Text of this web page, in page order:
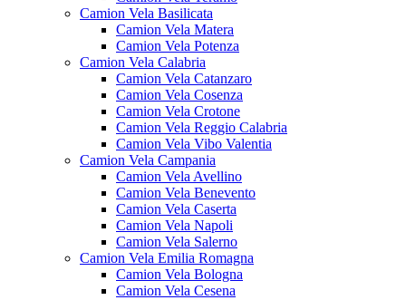
Camion Vela Basilicata
Camion Vela Matera
Camion Vela Potenza
Camion Vela Calabria
Camion Vela Catanzaro
Camion Vela Cosenza
Camion Vela Crotone
Camion Vela Reggio Calabria
Camion Vela Vibo Valentia
Camion Vela Campania
Camion Vela Avellino
Camion Vela Benevento
Camion Vela Caserta
Camion Vela Napoli
Camion Vela Salerno
Camion Vela Emilia Romagna
Camion Vela Bologna
Camion Vela Cesena